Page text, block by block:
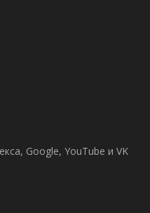
Google, YouTube и VK